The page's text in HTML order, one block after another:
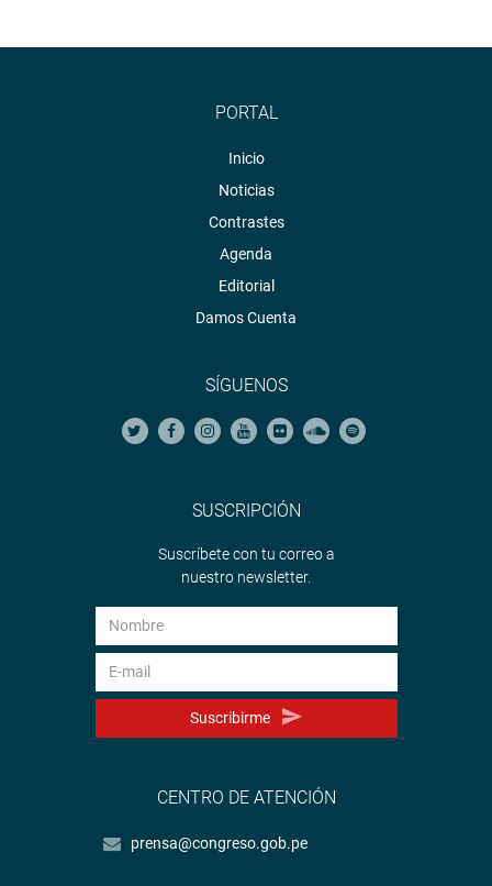
PORTAL
Inicio
Noticias
Contrastes
Agenda
Editorial
Damos Cuenta
SÍGUENOS
SUSCRIPCIÓN
Suscríbete con tu correo a
nuestro newsletter.
Suscribirme
CENTRO DE ATENCIÓN
prensa@congreso.gob.pe